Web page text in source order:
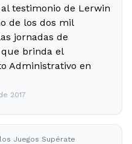
testimonio de Lerwin
de los dos mil
jornadas de
brinda el
Administrativo en
2017
Juegos Supérate